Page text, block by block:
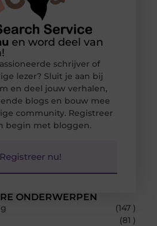
ONDERWERPEN
(147 )
(81 )
en word deel van
schrijver of
lezer? Sluit je aan bij
en deel jouw verhalen,
blogs en bouw mee
community. Registreer
begin met bloggen.
nu!